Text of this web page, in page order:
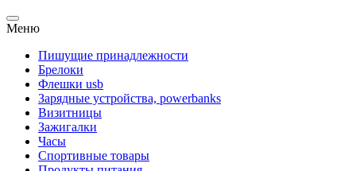
Меню
Пишущие принадлежности
Брелоки
Флешки usb
Зарядные устройства, powerbanks
Визитницы
Зажигалки
Часы
Спортивные товары